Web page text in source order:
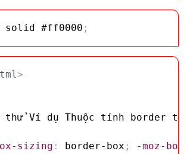
solid #ff0000 ;
>
thử Ví dụ Thuộc tính border
sizing : border-box ;
-moz-